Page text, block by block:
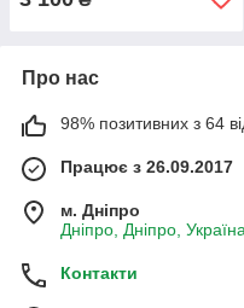
(47351)
Про нас
98% позитивних з 64
Працює з 26.09.2017
м. Дніпро
Дніпро, Дніпро, Україна
Контакти